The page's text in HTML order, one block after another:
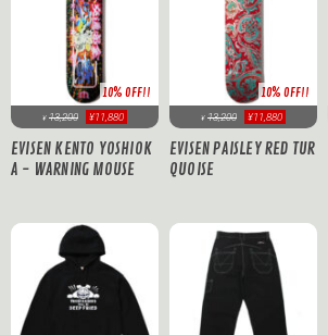
10% OFF!!
¥ 13,200 ¥11,880
EVISEN KENTO YOSHIOK
A - WARNING MOUSE
10% OFF!!
¥ 13,200 ¥11,880
EVISEN PAISLEY RED TUR
QUOISE